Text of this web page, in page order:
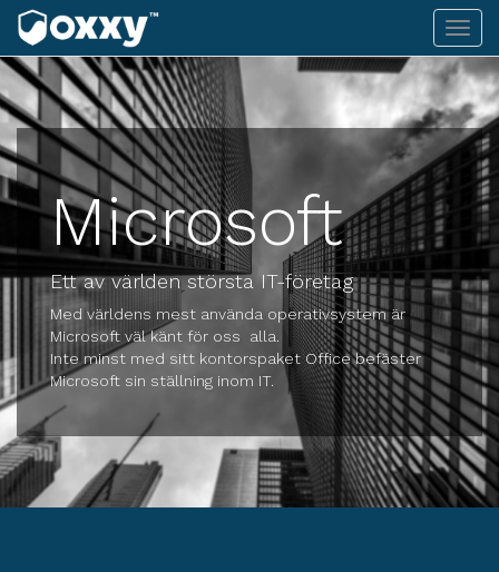
Microsoft
Ett av världen största IT-företag
Med världens mest använda operativsystem är
Microsoft väl känt för oss alla.
Inte minst med sitt kontorspaket Office befäster
Microsoft sin ställning inom IT.